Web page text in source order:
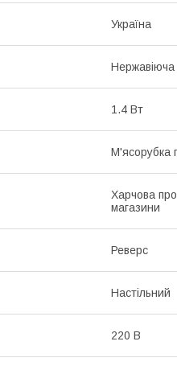
Україна
Нержавіюча
1.4 Вт
М'ясорубка
Харчова
магазини
Реверс
Настільний
220 В